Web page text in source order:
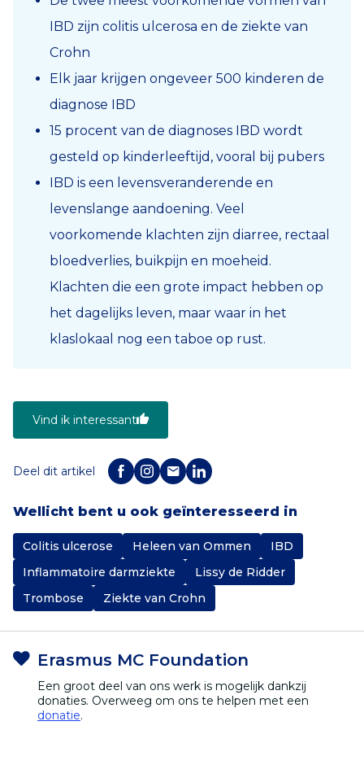
IBD zijn colitis ulcerosa en de ziekte van
Crohn
Elk jaar krijgen ongeveer 500 kinderen de
diagnose IBD
15 procent van de diagnoses IBD wordt
gesteld op kinderleeftijd, vooral bij pubers
IBD is een levensveranderende en
levenslange aandoening. Veel
voorkomende klachten zijn diarree, rectaal
bloedverlies, buikpijn en moeheid.
Klachten die een grote impact hebben op
het dagelijks leven, maar waar in het
klaslokaal nog een taboe op rust.
Vind ik interessant
Deel dit artikel
Wellicht bent u ook geïnteresseerd in
Colitis ulcerose Heleen van Ommen
IBD
Inflammatoire darmziekte
Lissy de Ridder
Trombose
Ziekte van Crohn
Erasmus MC Foundation
Een groot deel van ons werk is mogelijk dankzij
donaties. Overweeg om ons te helpen met een
donatie.